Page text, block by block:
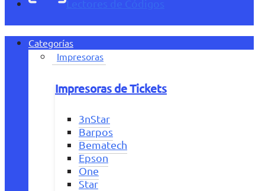
Lectores de Códigos
Categorías
Impresoras
Impresoras de Tickets
3nStar
Barpos
Bematech
Epson
One
Star